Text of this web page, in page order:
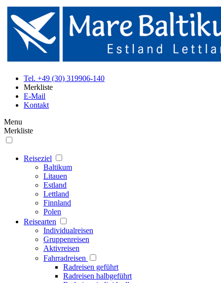
Tel. +49 (30) 319906-140
Merkliste
E-Mail
Kontakt
Menu
Merkliste
Reiseziel
Baltikum
Litauen
Estland
Lettland
Finnland
Polen
Reisearten
Individualreisen
Gruppenreisen
Aktivreisen
Fahrradreisen
Radreisen geführt
Radreisen halbgeführt